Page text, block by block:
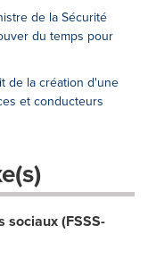
de la Sécurité
du temps pour
de la création d'une
et conducteurs
sociaux (FSSS-